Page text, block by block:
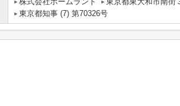
東京都知事 (7) 第70326号